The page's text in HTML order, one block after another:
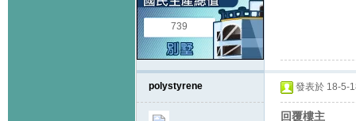
739
polystyrene 發表於 18-5-
回覆樓主